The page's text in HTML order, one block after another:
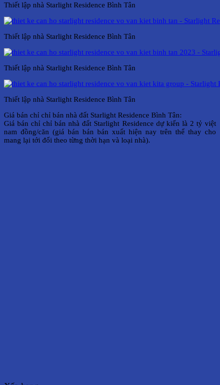
Thiết lập nhà Starlight Residence Bình Tân
Thiết lập nhà Starlight Residence Bình Tân
Thiết lập nhà Starlight Residence Bình Tân
Thiết lập nhà Starlight Residence Bình Tân
Giá bán chỉ chỉ bán nhà đất Starlight Residence Bình Tân:
Giá bán chỉ chỉ bán nhà đất Starlight Residence dự kiến là 2 tỷ việt
nam đồng/căn (giá bán bán bán xuất hiện nay trên thể thay cho
mang lại tới đổi theo từng thời hạn và loại nhà).